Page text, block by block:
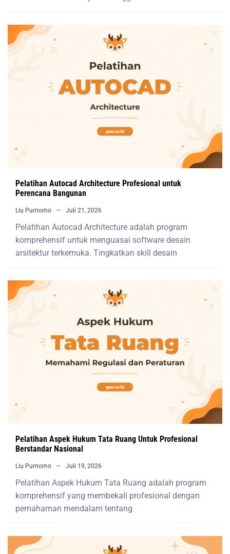
Pelatihan Autocad Architecture Profesional untuk
Perencana Bangunan
Liu Purnomo Juli 21, 2026
Pelatihan Autocad Architecture adalah program
komprehensif untuk menguasai software desain
arsitektur terkemuka. Tingkatkan skill desain
Pelatihan Aspek Hukum Tata Ruang Untuk Profesional
Berstandar Nasional
Liu Purnomo Juli 19, 2026
Pelatihan Aspek Hukum Tata Ruang adalah program
komprehensif yang membekali profesional dengan
pemahaman mendalam tentang